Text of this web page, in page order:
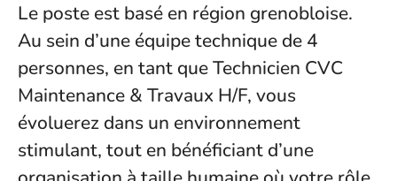
Le poste est basé en région grenobloise.
Au sein d’une équipe technique de 4
personnes, en tant que Technicien CVC
Maintenance & Travaux H/F, vous
évoluerez dans un environnement
stimulant, tout en bénéficiant d’une